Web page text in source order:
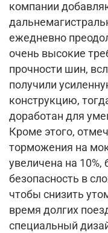
компании
ежедневно
очень высокие
прочности шин,
получили
конструкцию,
доработан для
Кроме этого,
торможения на
увеличена на
безопасность в
чтобы снизить
время долгих
специальный